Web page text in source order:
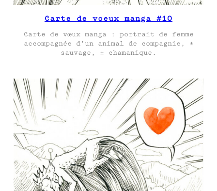
Carte de voeux manga #10
Carte de vœux manga : portrait de femme
accompagnée d’un animal de compagnie, ±
sauvage, ± chamanique.